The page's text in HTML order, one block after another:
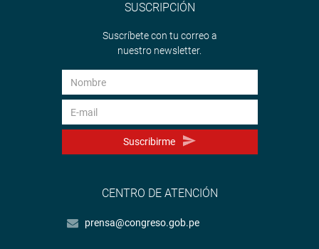
SUSCRIPCIÓN
Suscríbete con tu correo a
nuestro newsletter.
Suscribirme
CENTRO DE ATENCIÓN
prensa@congreso.gob.pe